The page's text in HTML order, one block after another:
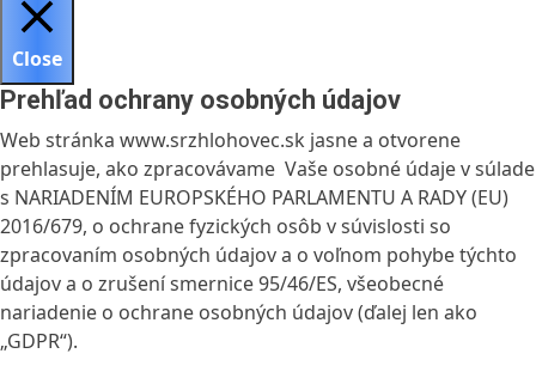
Close
Prehľad ochrany osobných údajov
Web stránka www.srzhlohovec.sk jasne a otvorene
prehlasuje, ako zpracovávame Vaše osobné údaje v súlade
s NARIADENÍM EUROPSKÉHO PARLAMENTU A RADY (EU)
2016/679, o ochrane fyzických osôb v súvislosti so
zpracovaním osobných údajov a o voľnom pohybe týchto
údajov a o zrušení smernice 95/46/ES, všeobecné
nariadenie o ochrane osobných údajov (ďalej len ako
„GDPR“).